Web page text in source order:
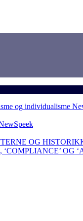
og individualisme
OG
OG